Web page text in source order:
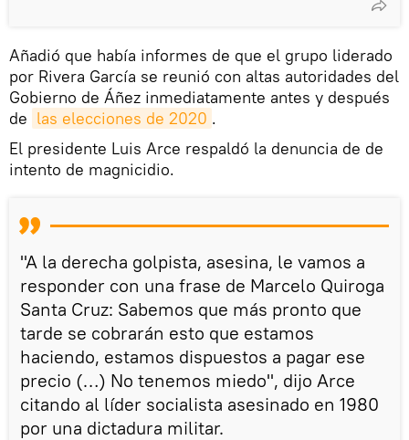
Añadió que había informes de que el grupo liderado
por Rivera García se reunió con altas autoridades del
Gobierno de Áñez inmediatamente antes y después
de las elecciones de 2020 .
El presidente Luis Arce respaldó la denuncia de de
intento de magnicidio.
"A la derecha golpista, asesina, le vamos a
responder con una frase de Marcelo Quiroga
Santa Cruz: Sabemos que más pronto que
tarde se cobrarán esto que estamos
haciendo, estamos dispuestos a pagar ese
precio (…) No tenemos miedo", dijo Arce
citando al líder socialista asesinado en 1980
por una dictadura militar.